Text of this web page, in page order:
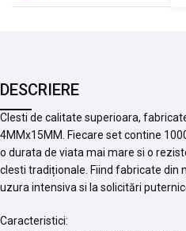
DESCRIERE
Clesti de calitate superioara,
4MMx15MM. Fiecare set contine
o durata de viata mai mare si o
clesti tradiționale. Fiind fabricate din
uzura intensiva si la solicitări
Caracteristici: